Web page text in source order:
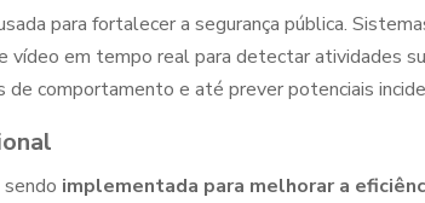
para fortalecer a segurança pública.
vídeo em tempo real para detectar atividades
de comportamento e até prever potenciais
implementada para melhorar a